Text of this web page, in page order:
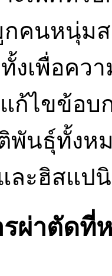
กคนหนุ่ม
งเพื่อคว
ก้ไขข้อบ
พันธุ์ทั้งห
ละฮิสแป
ผ่าตัดที่